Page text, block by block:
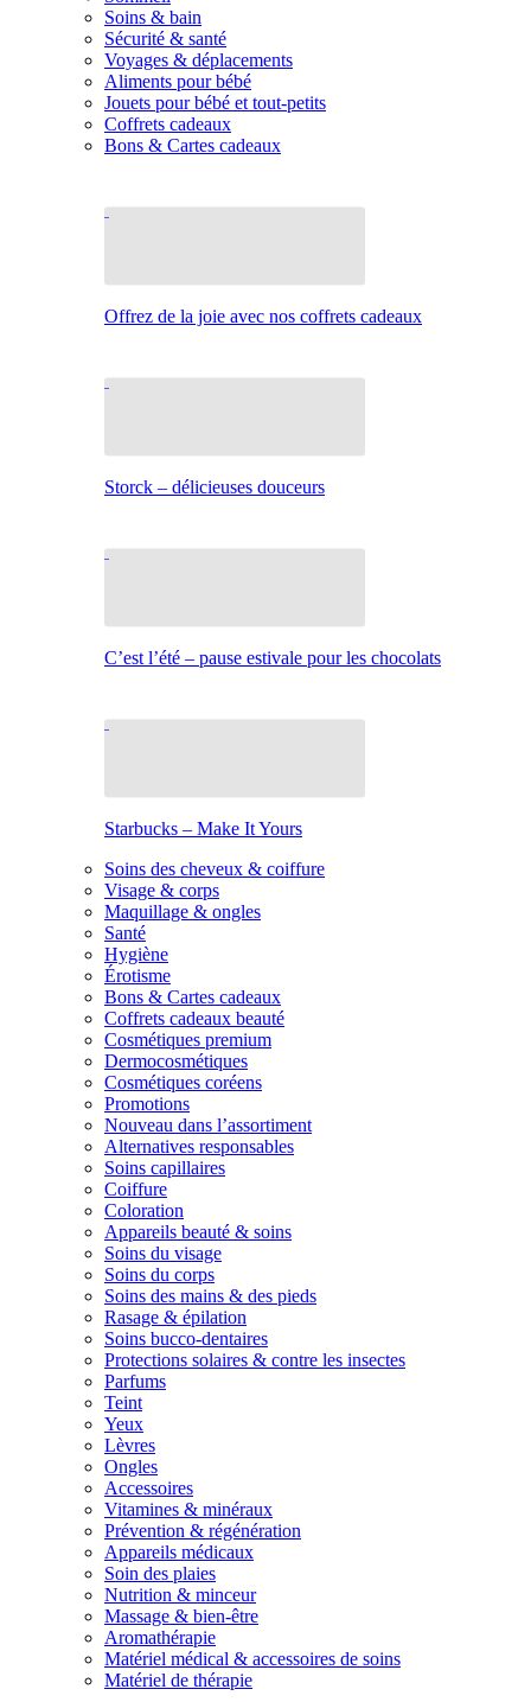
Soins & bain
Sécurité & santé
Voyages & déplacements
Aliments pour bébé
Jouets pour bébé et tout-petits
Coffrets cadeaux
Bons & Cartes cadeaux
Offrez de la joie avec nos coffrets cadeaux
Storck – délicieuses douceurs
C’est l’été – pause estivale pour les chocolats
Starbucks – Make It Yours
Soins des cheveux & coiffure
Visage & corps
Maquillage & ongles
Santé
Hygiène
Érotisme
Bons & Cartes cadeaux
Coffrets cadeaux beauté
Cosmétiques premium
Dermocosmétiques
Cosmétiques coréens
Promotions
Nouveau dans l’assortiment
Alternatives responsables
Soins capillaires
Coiffure
Coloration
Appareils beauté & soins
Soins du visage
Soins du corps
Soins des mains & des pieds
Rasage & épilation
Soins bucco-dentaires
Protections solaires & contre les insectes
Parfums
Teint
Yeux
Lèvres
Ongles
Accessoires
Vitamines & minéraux
Prévention & régénération
Appareils médicaux
Soin des plaies
Nutrition & minceur
Massage & bien-être
Aromathérapie
Matériel médical & accessoires de soins
Matériel de thérapie